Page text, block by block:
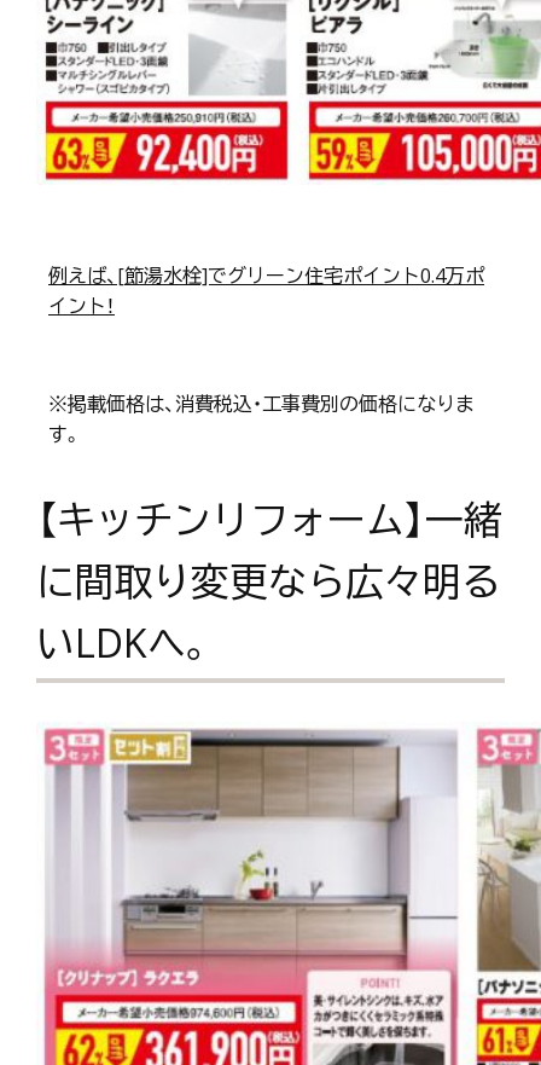
例えば、[節湯水栓]でグリーン住宅ポイント0.4万ポ
イント！
※掲載価格は、消費税込・工事費別の価格になりま
す。
【キッチンリフォーム】一緒
に間取り変更なら広々明る
いLDKへ。